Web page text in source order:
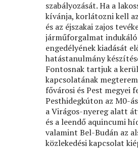
szabályozását. Ha a
kívánja, korlátozni kell
és az éjszakai zajos
járműforgalmat
engedélyének kiadását
hatástanulmány
Fontosnak tartjuk a
kapcsolatának
fővárosi és Pest megyei
Pesthidegkúton az M0-
a Virágos-nyereg alatt
és a leendő aquincumi
valamint Bel-Budán az
közlekedési kapcsolat